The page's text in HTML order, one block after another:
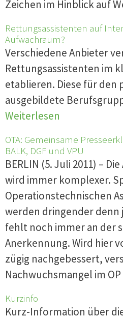
Zeichen im Hinblick auf
Rettungsassistenten auf
Aufwachraum?
Verschiedene Anbieter
Rettungsassistenten im
etablieren. Diese für den
ausgebildete
Weiterlesen
OTA: Gemeinsame
BALK, DGF und VPU
BERLIN (5. Juli 2011) –
wird immer komplexer.
Operationstechnischen
werden dringender denn
fehlt noch immer an der
Anerkennung. Wird hier
zügig nachgebessert,
Nachwuchsmangel im
Kurzinfo
Kurz-Information über